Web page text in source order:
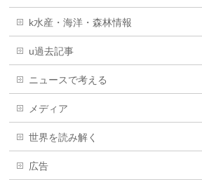
k水産・海洋・森林情報
u過去記事
ニュースで考える
メディア
世界を読み解く
広告